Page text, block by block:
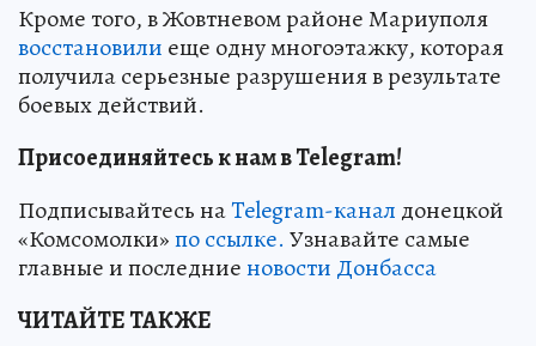
Кроме того, в Жовтневом районе Мариуполя
восстановили еще одну многоэтажку, которая
получила серьезные разрушения в результате
боевых действий.
Присоединяйтесь к нам в Telegram!
Подписывайтесь наTelegram-канал донецкой
«Комсомолки»по ссылке. Узнавайте самые
главные и последниеновости Донбасса
ЧИТАЙТЕ ТАКЖЕ